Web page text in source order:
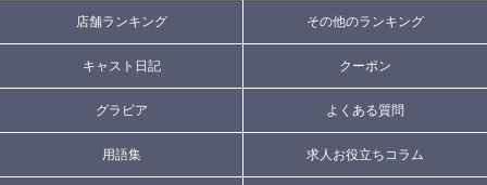
店舗ランキング その他のランキング
キャスト日記 クーポン
グラビア よくある質問
用語集 求人お役立ちコラム